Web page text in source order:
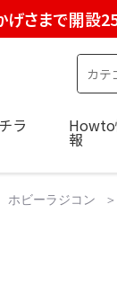
げさまで開設
ラ
報
ホビーラジコン